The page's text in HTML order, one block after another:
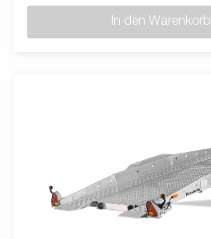
In den Warenkorb